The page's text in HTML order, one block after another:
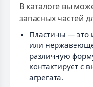
В каталоге вы
запасных частей
Пластины — это
или
различную
контактирует с
агрегата.